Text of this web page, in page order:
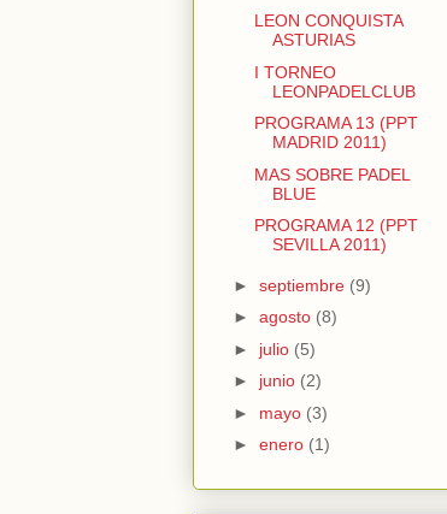
LEON CONQUISTA
ASTURIAS
I TORNEO
LEONPADELCLUB
PROGRAMA 13 (PPT
MADRID 2011)
MAS SOBRE PADEL
BLUE
PROGRAMA 12 (PPT
SEVILLA 2011)
► septiembre (9)
► agosto (8)
► julio (5)
► junio (2)
► mayo (3)
► enero (1)